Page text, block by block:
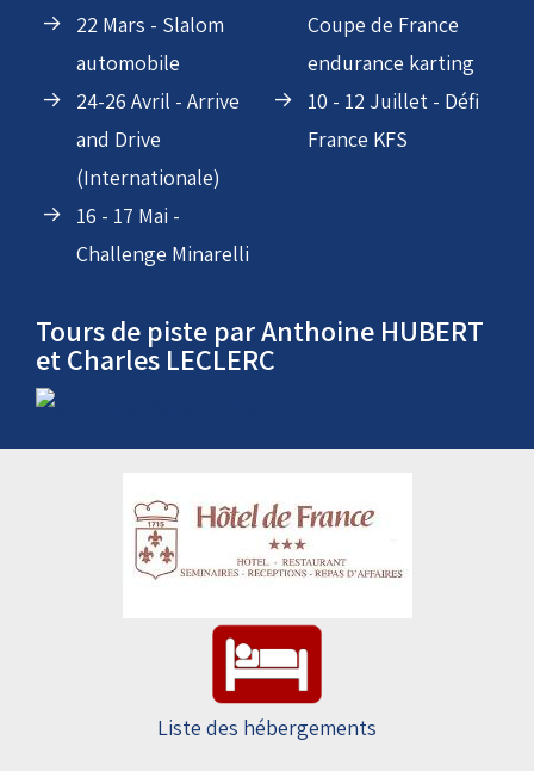
Championnat de
Ligue IdF J1
22 Mars - Slalom
automobile
24-26 Avril - Arrive
and Drive
(Internationale)
Challenge Minarelli
20 Juin -
Championnat et
Coupe de France
endurance karting
Tours de piste par Anthoine HUBERT